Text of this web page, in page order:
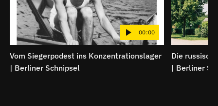
00:00
Vom Siegerpodest ins Konzentrationslager
| Berliner Schnipsel
Die
| Berliner